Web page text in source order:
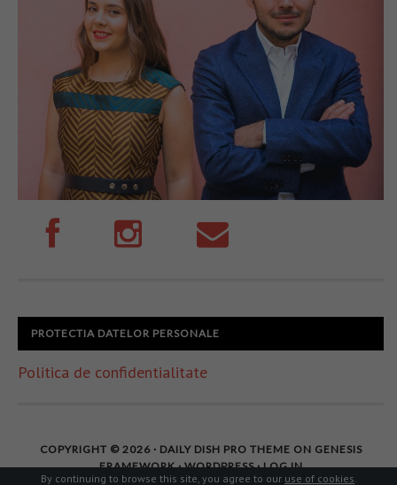
PROTECTIA DATELOR PERSONALE
Politica de confidentialitate
COPYRIGHT © 2026 · DAILY DISH PRO THEME ON GENESIS
FRAMEWORK·WORDPRESS·LOG IN
By continuing to browse this site, you agree to our use of cookies.